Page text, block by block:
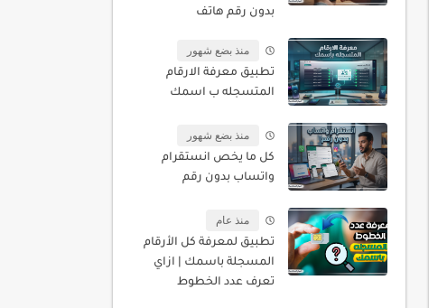
بدون رقم هاتف
منذ بضع شهور
تطبيق معرفة الارقام
المتسجله ب اسمك
منذ بضع شهور
كل ما يخص انستقرام
واتساب بدون رقم
منذ عام
تطبيق لمعرفة كل الأرقام
المسجلة باسمك | ازاي
تعرف عدد الخطوط